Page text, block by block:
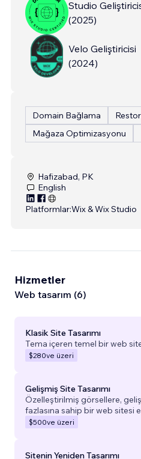
Studio
(2025)
Velo Geliştiricisi
(2024)
Domain Bağlama
Mağaza Optimizasyonu
Hafizabad, PK
English
Platformlar:Wix & Wix Studio
Hizmetler
Web tasarım (6)
Klasik Site Tasarımı
Tema içeren temel bir web
$280ve üzeri
Gelişmiş Site Tasarımı
Özelleştirilmiş görsellere,
fazlasına sahip bir web sitesi
$500ve üzeri
Sitenin Yeniden Tasarımı